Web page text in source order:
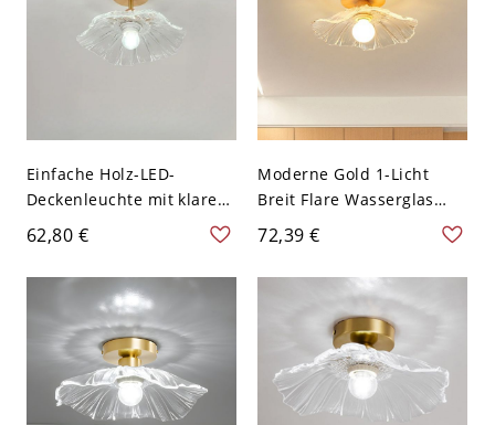
Einfache Holz-LED-
Deckenleuchte mit klarem
Glasschirm - Holz 110V-
120V 27,94 cm
62,80 €
Moderne Gold 1-Licht
Breit Flare Wasserglas
Schatten Deckenleuchte -
110V-120V
72,39 €